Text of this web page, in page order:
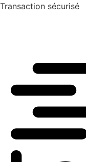
Transaction sécurisé